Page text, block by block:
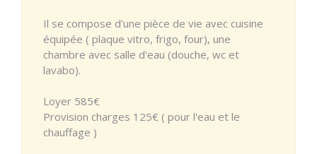
Il se compose d'une pièce de vie avec cuisine
équipée ( plaque vitro, frigo, four), une
chambre avec salle d'eau (douche, wc et
lavabo).
Loyer 585€
Provision charges 125€ ( pour l'eau et le
chauffage )